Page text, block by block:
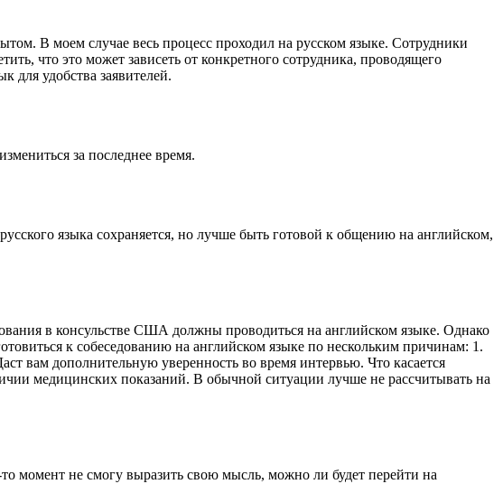
В моем случае весь процесс проходил на русском языке. Сотрудники
что это может зависеть от конкретного сотрудника, проводящего
для удобства заявителей.
за последнее время.
языка сохраняется, но лучше быть готовой к общению на английском,
в консульстве США должны проводиться на английском языке. Однако
к собеседованию на английском языке по нескольким причинам: 1.
вам дополнительную уверенность во время интервью. Что касается
медицинских показаний. В обычной ситуации лучше не рассчитывать на
момент не смогу выразить свою мысль, можно ли будет перейти на